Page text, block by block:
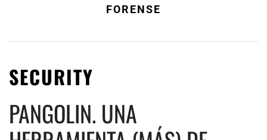
FORENSE
SECURITY
PANGOLIN. UNA